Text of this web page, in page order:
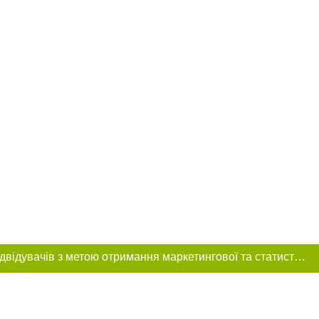
Цей сайт використовує «cookies». Також веб-сайт використовує інтернет-сервіс для збору технічних даних стосовно відвідувачів з метою отримання маркетингової та статистичної інформації. Умови обробки даних відвідувачів сайту див.